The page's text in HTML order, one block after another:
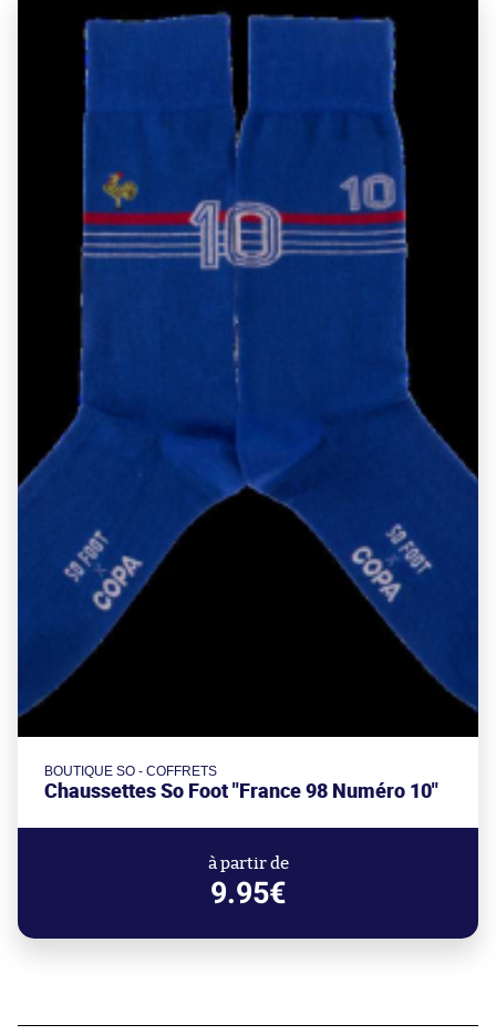
BOUTIQUE SO - COFFRETS
Chaussettes So Foot "France 98 Numéro 10"
à partir de
9.95€